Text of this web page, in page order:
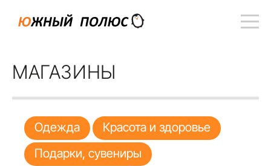
МАГАЗИНЫ
Одежда
Красота и здоровье
Подарки, сувениры